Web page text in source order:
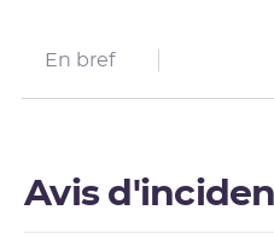
En bref
Avis